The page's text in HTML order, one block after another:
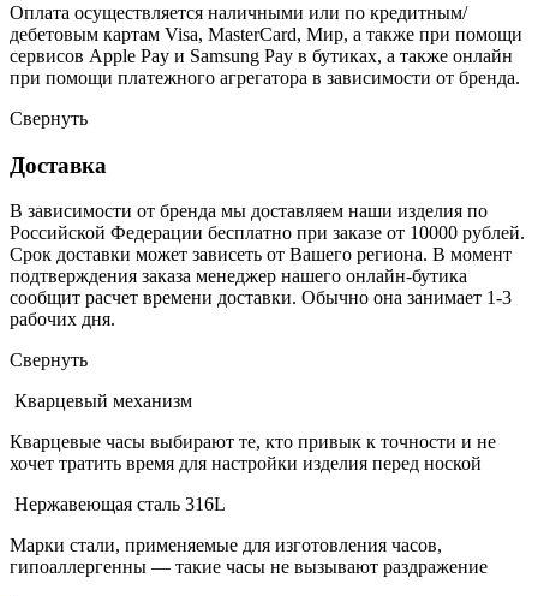
Оплата осуществляется наличными или по кредитным/
дебетовым картам Visa, MasterCard, Мир, а также при помощи
сервисов Apple Pay и Samsung Pay в бутиках, а также онлайн
при помощи платежного агрегатора в зависимости от бренда.
Свернуть
Доставка
В зависимости от бренда мы доставляем наши изделия по
Российской Федерации бесплатно при заказе от 10000 рублей.
Срок доставки может зависеть от Вашего региона. В момент
подтверждения заказа менеджер нашего онлайн-бутика
сообщит расчет времени доставки. Обычно она занимает 1-3
рабочих дня.
Свернуть
Кварцевый механизм
Кварцевые часы выбирают те, кто привык к точности и не
хочет тратить время для настройки изделия перед ноской
Нержавеющая сталь 316L
Марки стали, применяемые для изготовления часов,
гипоаллергенны — такие часы не вызывают раздражение